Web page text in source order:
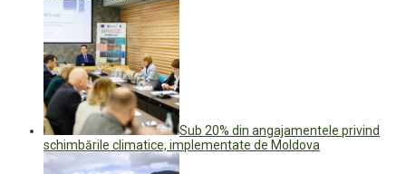
Sub 20% din angajamentele privind
schimbările climatice, implementate de Moldova